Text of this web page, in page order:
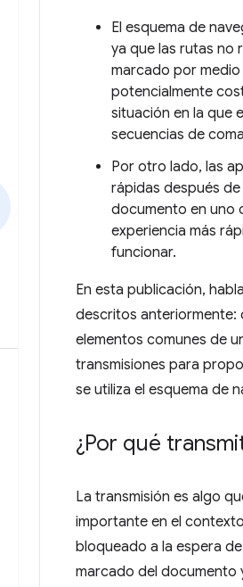
El esquema de
ya que las rutas no
marcado por
potencialmente
situación en la que
secuencias de
Por otro lado, las
rápidas después
documento en uno
experiencia más
funcionar.
En esta publicación,
descritos anteriormente:
elementos comunes de
transmisiones para
se utiliza el esquema de
¿Por qué
La transmisión es algo
importante en el
bloqueado a la espera
marcado del documento